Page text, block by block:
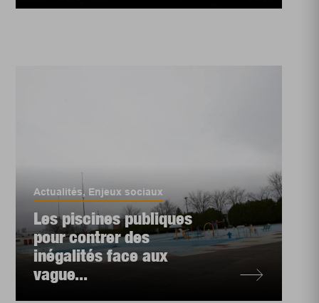
Actualités, Enjeux sociaux
Les piscines publiques
pour contrer des
inégalités face aux
vague...